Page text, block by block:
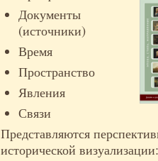
Документы
(источники)
Время
Пространство
Явления
Связи
Представляются
исторической визуализации: